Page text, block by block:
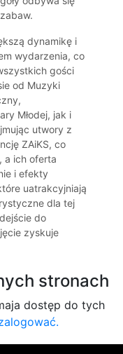
dynamikę i
wydarzenia, co
gości
od Muzyki
Młodej, jak i
utwory z
ZAiKS, co
a ich oferta
i efekty
uatrakcyjniają
dla tej
do
zyskuje
stronach
dostęp do tych